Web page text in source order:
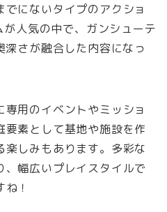
にないタイプのアクショ
が人気の中で、ガンシューテ
深さが融合した内容になっ
用のイベントやミッショ
要素として基地や施設を作
しみもあります。多彩な
幅広いプレイスタイルで
！